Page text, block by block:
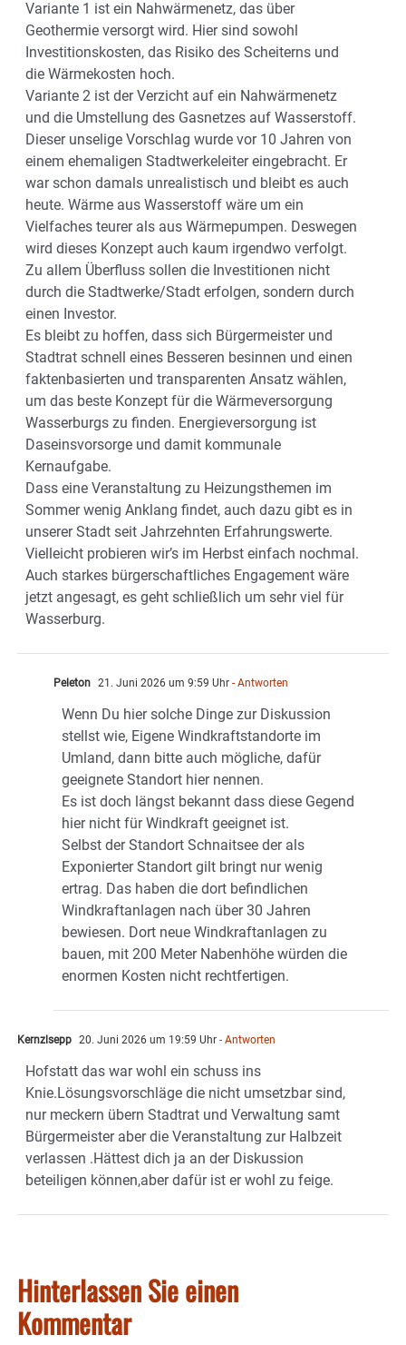
Variante 1 ist ein Nahwärmenetz, das über
Geothermie versorgt wird. Hier sind sowohl
Investitionskosten, das Risiko des Scheiterns und
die Wärmekosten hoch.
Variante 2 ist der Verzicht auf ein Nahwärmenetz
und die Umstellung des Gasnetzes auf Wasserstoff.
Dieser unselige Vorschlag wurde vor 10 Jahren von
einem ehemaligen Stadtwerkeleiter eingebracht. Er
war schon damals unrealistisch und bleibt es auch
heute. Wärme aus Wasserstoff wäre um ein
Vielfaches teurer als aus Wärmepumpen. Deswegen
wird dieses Konzept auch kaum irgendwo verfolgt.
Zu allem Überfluss sollen die Investitionen nicht
durch die Stadtwerke/Stadt erfolgen, sondern durch
einen Investor.
Es bleibt zu hoffen, dass sich Bürgermeister und
Stadtrat schnell eines Besseren besinnen und einen
faktenbasierten und transparenten Ansatz wählen,
um das beste Konzept für die Wärmeversorgung
Wasserburgs zu finden. Energieversorgung ist
Daseinsvorsorge und damit kommunale
Kernaufgabe.
Dass eine Veranstaltung zu Heizungsthemen im
Sommer wenig Anklang findet, auch dazu gibt es in
unserer Stadt seit Jahrzehnten Erfahrungswerte.
Vielleicht probieren wir’s im Herbst einfach nochmal.
Auch starkes bürgerschaftliches Engagement wäre
jetzt angesagt, es geht schließlich um sehr viel für
Wasserburg.
Peleton 21. Juni 2026 um 9:59 Uhr - Antworten
Wenn Du hier solche Dinge zur Diskussion
stellst wie, Eigene Windkraftstandorte im
Umland, dann bitte auch mögliche, dafür
geeignete Standort hier nennen.
Es ist doch längst bekannt dass diese Gegend
hier nicht für Windkraft geeignet ist.
Selbst der Standort Schnaitsee der als
Exponierter Standort gilt bringt nur wenig
ertrag. Das haben die dort befindlichen
Windkraftanlagen nach über 30 Jahren
bewiesen. Dort neue Windkraftanlagen zu
bauen, mit 200 Meter Nabenhöhe würden die
enormen Kosten nicht rechtfertigen.
Kernzlsepp 20. Juni 2026 um 19:59 Uhr - Antworten
Hofstatt das war wohl ein schuss ins
Knie.Lösungsvorschläge die nicht umsetzbar sind,
nur meckern übern Stadtrat und Verwaltung samt
Bürgermeister aber die Veranstaltung zur Halbzeit
verlassen .Hättest dich ja an der Diskussion
beteiligen können,aber dafür ist er wohl zu feige.
Hinterlassen Sie einen
Kommentar